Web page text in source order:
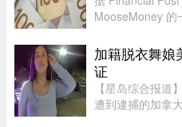
MooseMoney 的
调查于 6 月收集
发现在稳定关系
加籍脱衣舞娘
证
【星岛综合报道
遭到逮捕的加拿